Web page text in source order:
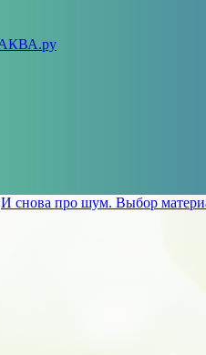
И снова про шум. Выбор